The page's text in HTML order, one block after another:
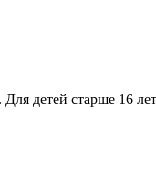
детей старше 16